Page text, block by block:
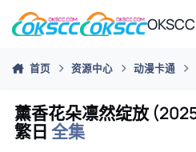
跳转到帖子
首页 资源中心 动漫卡通
薰香花朵凛然绽放
繁日全集